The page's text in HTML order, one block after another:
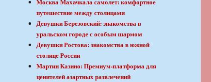
Москва Махачкала самолет: комфортное
путешествие между столицами
Девушки Березовский: знакомства в
уральском городе с особым шармом
Девушки Ростова: знакомства в южной
столице России
Мартин Казино: Премиум-платформа для
ценителей азартных развлечений